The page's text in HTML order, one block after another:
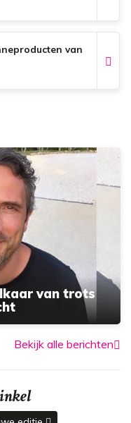
van
van trots
Bekijk alle berichten